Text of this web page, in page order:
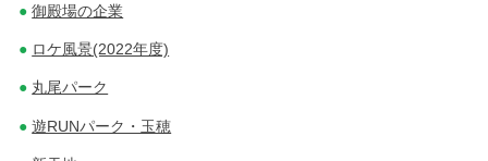
御殿場の企業
ロケ風景(2022年度)
丸尾パーク
遊RUNパーク・玉穂